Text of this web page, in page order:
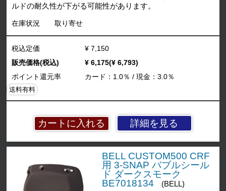
ルドの耐久性が下がる可能性があります。
在庫状況 取り寄せ
詳細を見る
税込定価
¥ 7,150
販売価格(税込)
¥ 6,175(¥ 6,793)
ポイント還元率
カード：1.0％ / 現金：3.0％
送料有料
BELL CUSTOM500 CRF
用 3-SNAP バブルシール
ド ダークスモーク
BE7018134
(BELL)